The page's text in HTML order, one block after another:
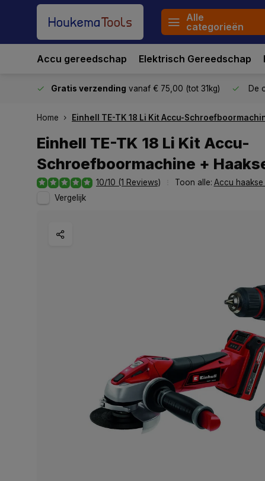
Alle
categorieën
Accu gereedschap Elektrisch Gereedschap
Gratis verzending vanaf € 75,00 (tot 31kg) De
Home Einhell TE-TK 18 Li Kit Accu-
Einhell TE-TK 18 Li Kit Accu-
Schroefboormachine +
10/10 (1 Reviews) Toon alle: Accu haakse
Vergelijk